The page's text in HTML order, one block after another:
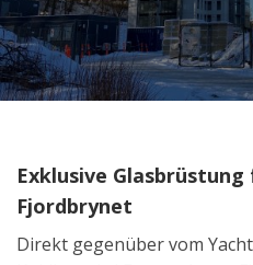
Exklusive
Fjordbrynet
Direkt gegenüber vom